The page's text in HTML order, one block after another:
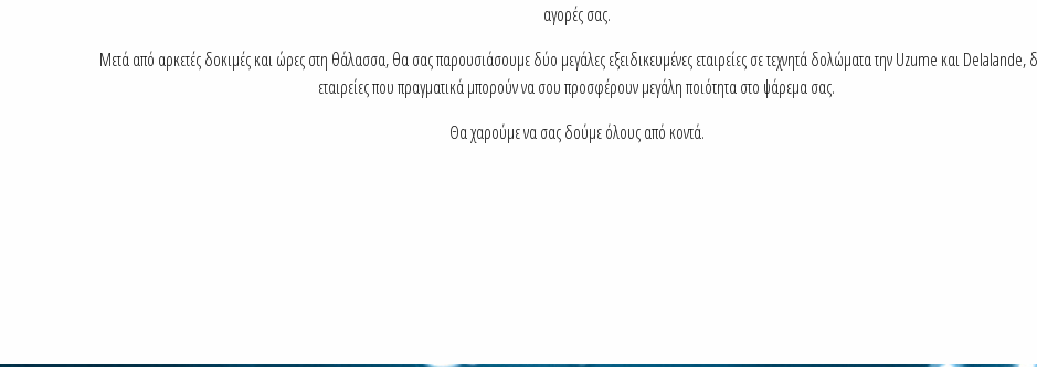
αγορές σας.
Μετά από αρκετές δοκιμές και ώρες στη θάλασσα, θα σας παρουσιάσουμε δύο μεγάλες εξειδικευμένες εταιρείες σε τεχνητά δολώματα την Uzume και Delalande,
εταιρείες που πραγματικά μπορούν να σου προσφέρουν μεγάλη ποιότητα στο ψάρεμα σας.
Θα χαρούμε να σας δούμε όλους από κοντά.